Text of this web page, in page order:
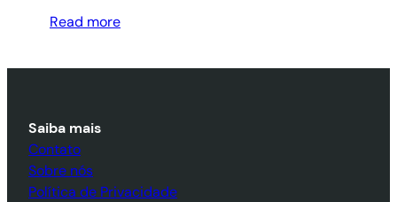
Read more
Saiba mais
Contato
Sobre nós
Política de Privacidade